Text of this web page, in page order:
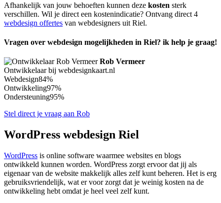
Afhankelijk van jouw behoeften kunnen deze kosten sterk
verschillen. Wil je direct een kostenindicatie? Ontvang direct 4
webdesign offertes van webdesigners uit Riel.
Vragen over webdesign mogelijkheden in Riel? ik help je graag!
Rob Vermeer
Ontwikkelaar bij webdesignkaart.nl
Webdesign84%
Ontwikkeling97%
Ondersteuning95%
Stel direct je vraag aan Rob
WordPress webdesign Riel
WordPress is online software waarmee websites en blogs
ontwikkeld kunnen worden. WordPress zorgt ervoor dat jij als
eigenaar van de website makkelijk alles zelf kunt beheren. Het is erg
gebruiksvriendelijk, wat er voor zorgt dat je weinig kosten na de
ontwikkeling hebt omdat je heel veel zelf kunt.